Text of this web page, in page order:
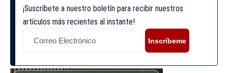
¡Suscríbete a nuestro boletín para recibir nuestros
artículos más recientes al instante!
Inscríbeme